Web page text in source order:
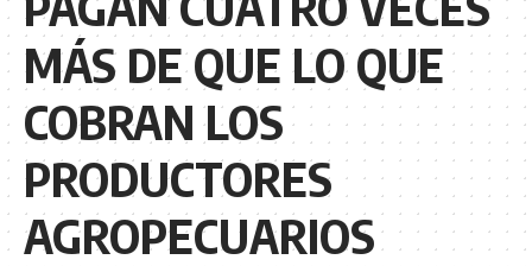
MÁS DE QUE LO QUE
COBRAN LOS
PRODUCTORES
AGROPECUARIOS